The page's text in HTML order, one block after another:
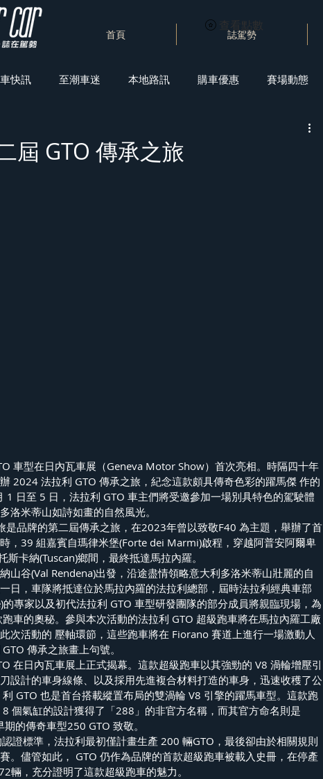
首頁 誌駕勢
查看點數
快訊 至潮車迷 本地路訊 購車優惠 賽場動態
屆 GTO 傳承之旅
車型在日內瓦車展（Geneva Motor Show）首次亮相。時隔四十年
2024 法拉利 GTO 傳承之旅，紀念這款頗具傳奇色彩的躍馬傑 作的
1 日至 5 日，法拉利 GTO 車主們將受邀參加一場別具特色的駕駛體
洛米蒂山如詩如畫的自然風光。
是品牌的第二屆傳承之旅，在2023年曾以致敬F40 為主題，舉辦了首
，39 組嘉賓自瑪律米堡(Forte dei Marmi)啟程，穿越阿普安阿爾卑
斯卡納(Tuscan)鄉間，最終抵達馬拉內羅。
山谷(Val Rendena)出發，沿途盡情領略意大利多洛米蒂山壯麗的自
日，車隊將抵達位於馬拉內羅的法拉利總部，屆時法拉利經典車部
的專家以及初代法拉利 GTO 車型研發團隊的部分成員將親臨現場，為
車的奧秘。參與本次活動的法拉利 GTO 超級跑車將在馬拉內羅工廠
次活動的 壓軸環節，這些跑車將在 Fiorano 賽道上進行一場激動人
傳承之旅畫上句號。
在日內瓦車展上正式揭幕。這款超級跑車以其強勁的 V8 渦輪增壓引
設計的車身線條、以及採用先進複合材料打造的車身，迅速收穫了公
GTO 也是首台搭載縱置布局的雙渦輪 V8 引擎的躍馬車型。這款跑
8 個氣缸的設計獲得了「288」的非官方名稱，而其官方命名則是
期的傳奇車型250 GTO 致敬。
證標準，法拉利最初僅計畫生產 200 輛GTO，最後卻由於相關規則
。儘管如此， GTO 仍作為品牌的首款超級跑車被載入史冊，在停產
輛，充分證明了這款超級跑車的魅力。